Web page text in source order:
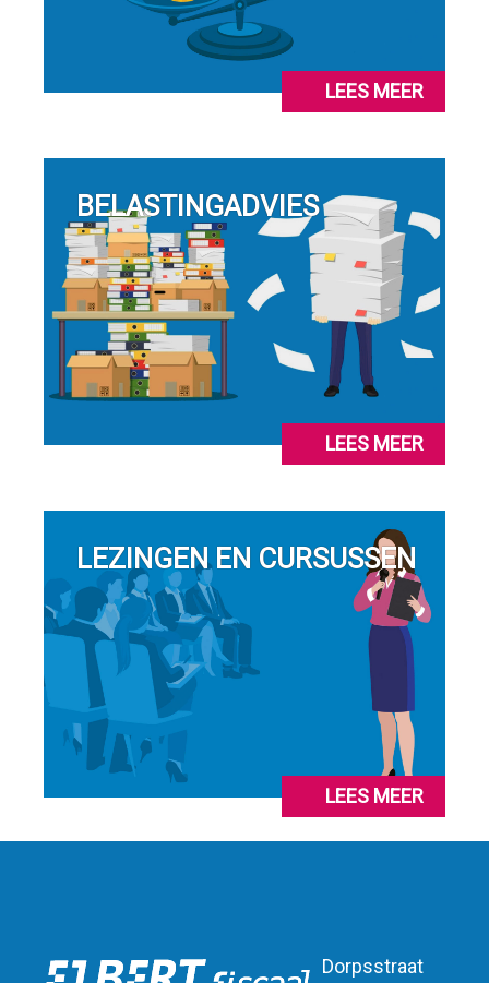
LEES MEER
BELASTINGADVIES
LEES MEER
LEZINGEN EN CURSUSSEN
LEES MEER
Dorpsstraat